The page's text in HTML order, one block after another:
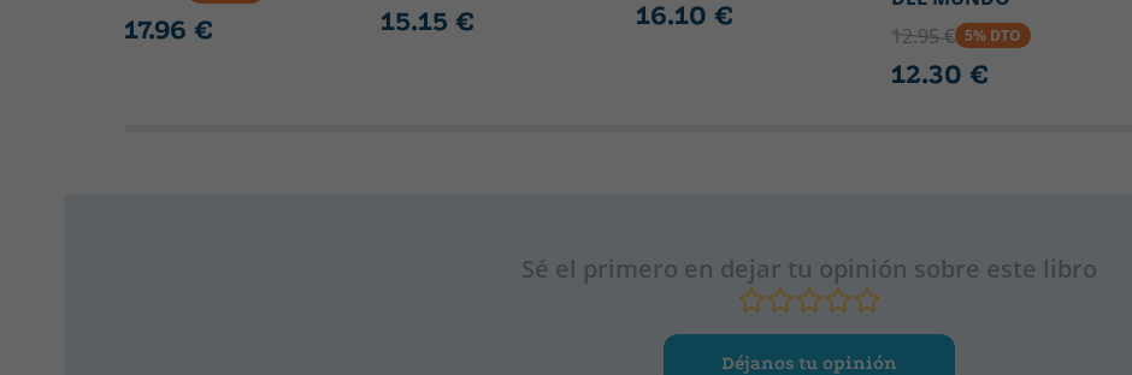
17.96 € 15.15 € 16.10 €
12.95 € 5% DTO
12.30 €
Sé el primero en dejar tu opinión sobre este libro
Déjanos tu opinión